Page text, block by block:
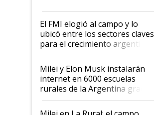
de Milei
El FMI elogió al campo y lo
ubicó entre los sectores claves
para el crecimiento argentino
Milei y Elon Musk instalarán
internet en 6000 escuelas
rurales de la Argentina gracias
a un acuerdo con Starlink